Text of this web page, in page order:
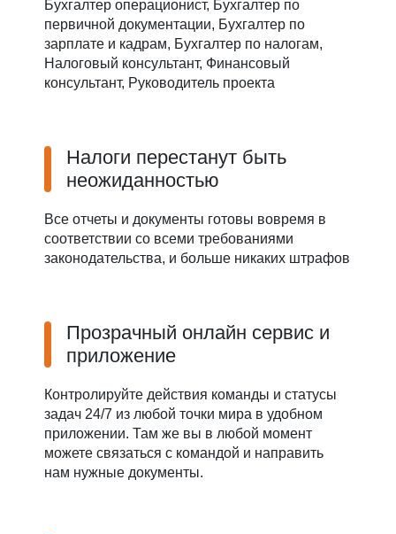
Бухгалтер операционист, Бухгалтер по
первичной документации, Бухгалтер по
зарплате и кадрам, Бухгалтер по налогам,
Налоговый консультант, Финансовый
консультант, Руководитель проекта
Налоги перестанут быть
неожиданностью
Все отчеты и документы готовы вовремя в
соответствии со всеми требованиями
законодательства, и больше никаких штрафов
Прозрачный онлайн сервис и
приложение
Контролируйте действия команды и статусы
задач 24/7 из любой точки мира в удобном
приложении. Там же вы в любой момент
можете связаться с командой и направить
нам нужные документы.